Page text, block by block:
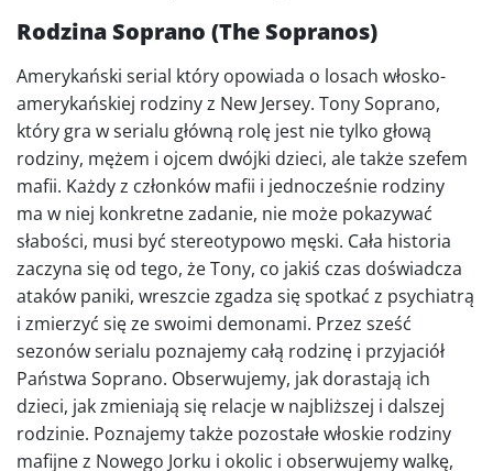
Rodzina Soprano (The Sopranos)
Amerykański serial który opowiada o losach włosko-
amerykańskiej rodziny z New Jersey. Tony Soprano,
który gra w serialu główną rolę jest nie tylko głową
rodziny, mężem i ojcem dwójki dzieci, ale także szefem
mafii. Każdy z członków mafii i jednocześnie rodziny
ma w niej konkretne zadanie, nie może pokazywać
słabości, musi być stereotypowo męski. Cała historia
zaczyna się od tego, że Tony, co jakiś czas doświadcza
ataków paniki, wreszcie zgadza się spotkać z psychiatrą
i zmierzyć się ze swoimi demonami. Przez sześć
sezonów serialu poznajemy całą rodzinę i przyjaciół
Państwa Soprano. Obserwujemy, jak dorastają ich
dzieci, jak zmieniają się relacje w najbliższej i dalszej
rodzinie. Poznajemy także pozostałe włoskie rodziny
mafijne z Nowego Jorku i okolic i obserwujemy walkę,